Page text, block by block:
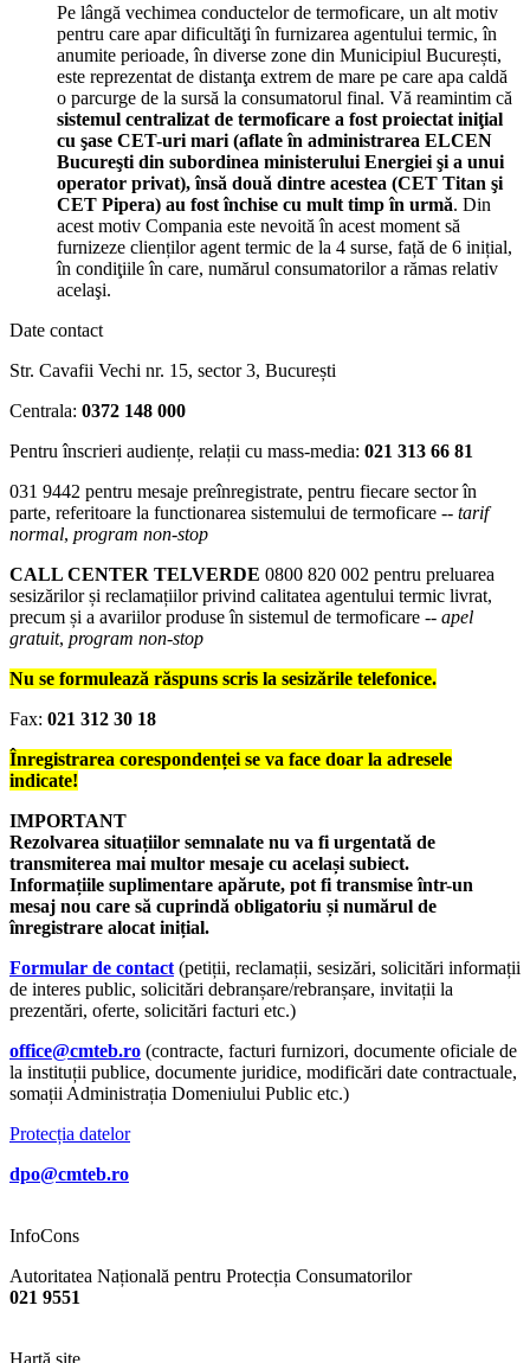
Pe lângă vechimea conductelor de termoficare, un alt motiv
pentru care apar dificultăţi în furnizarea agentului termic, în
anumite perioade, în diverse zone din Municipiul București,
este reprezentat de distanţa extrem de mare pe care apa caldă
o parcurge de la sursă la consumatorul final. Vă reamintim că
sistemul centralizat de termoficare a fost proiectat iniţial
cu şase CET-uri mari (aflate în administrarea ELCEN
Bucureşti din subordinea ministerului Energiei şi a unui
operator privat), însă două dintre acestea (CET Titan şi
CET Pipera) au fost închise cu mult timp în urmă. Din
acest motiv Compania este nevoită în acest moment să
furnizeze clienților agent termic de la 4 surse, față de 6 inițial,
în condiţiile în care, numărul consumatorilor a rămas relativ
acelaşi.
Date contact
Str. Cavafii Vechi nr. 15, sector 3, București
Centrala: 0372 148 000
Pentru înscrieri audiențe, relații cu mass-media: 021 313 66 81
031 9442 pentru mesaje preînregistrate, pentru fiecare sector în
parte, referitoare la functionarea sistemului de termoficare -- tarif
normal, program non-stop
CALL CENTER TELVERDE 0800 820 002 pentru preluarea
sesizărilor și reclamațiilor privind calitatea agentului termic livrat,
precum și a avariilor produse în sistemul de termoficare -- apel
gratuit, program non-stop
Nu se formulează răspuns scris la sesizările telefonice.
Fax: 021 312 30 18
Înregistrarea corespondenței se va face doar la adresele
indicate!
IMPORTANT
Rezolvarea situațiilor semnalate nu va fi urgentată de
transmiterea mai multor mesaje cu același subiect.
Informațiile suplimentare apărute, pot fi transmise într-un
mesaj nou care să cuprindă obligatoriu și numărul de
înregistrare alocat inițial.
Formular de contact (petiții, reclamații, sesizări, solicitări informații
de interes public, solicitări debranșare/rebranșare, invitații la
prezentări, oferte, solicitări facturi etc.)
office@cmteb.ro (contracte, facturi furnizori, documente oficiale de
la instituții publice, documente juridice, modificări date contractuale,
somații Administrația Domeniului Public etc.)
Protecția datelor
dpo@cmteb.ro
InfoCons
Autoritatea Națională pentru Protecția Consumatorilor
021 9551
Hartă site